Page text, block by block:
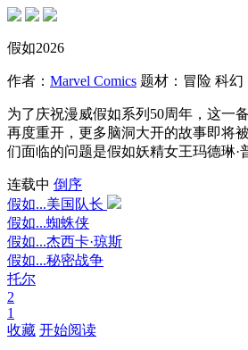
假如2026
作者： Marvel Comics 题材： 冒险 科幻
为了庆祝漫威假如系列50周年，这一
再度重开，更多脑洞大开的故事即将
们面临的问题是假如妖精女王玛德琳·
连载中 倒序
假如...美国队长
假如...蜘蛛侠
假如...杰西卡·琼斯
假如...秘密战争
托尔
2
1
收藏 开始阅读